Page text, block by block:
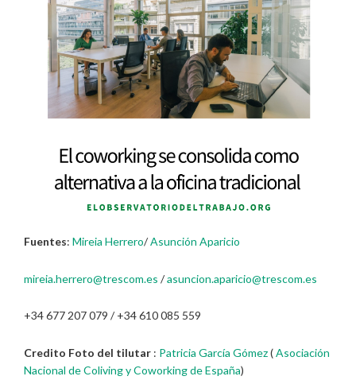
Fuentes: Mireia Herrero/Asunción Aparicio
mireia.herrero@trescom.es /asuncion.aparicio@trescom.es
+34 677 207 079 / +34 610 085 559
Credito Foto del tilutar : Patricia García Gómez(Asociación
Nacional de Coliving y Coworking de España)